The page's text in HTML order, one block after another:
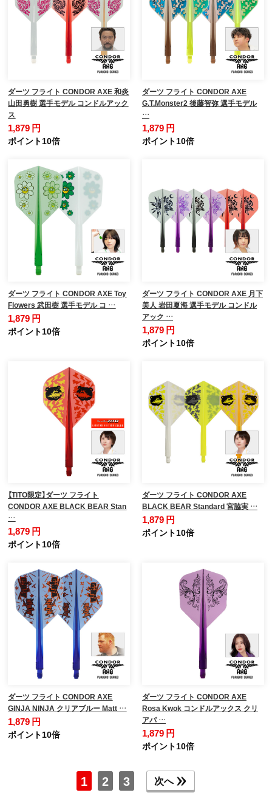
ダーツ フライト CONDOR AXE 和炎
山田勇樹 選手モデル コンドルアック
ス
1,879 円
ポイント10倍
ダーツ フライト CONDOR AXE
G.T.Monster2 後藤智弥 選手モデル
…
1,879 円
ポイント10倍
ダーツ フライト CONDOR AXE Toy
Flowers 武田樹 選手モデル コ …
1,879 円
ポイント10倍
ダーツ フライト CONDOR AXE 月下
美人 岩田夏海 選手モデル コンドル
アック …
1,879 円
ポイント10倍
【TiTO限定】ダーツ フライト
CONDOR AXE BLACK BEAR Stan
…
1,879 円
ポイント10倍
ダーツ フライト CONDOR AXE
BLACK BEAR Standard 宮脇実 …
1,879 円
ポイント10倍
ダーツ フライト CONDOR AXE
GINJA NINJA クリアブルー Matt …
1,879 円
ポイント10倍
ダーツ フライト CONDOR AXE
Rosa Kwok コンドルアックス クリ
アパ …
1,879 円
ポイント10倍
1 2 3 次へ